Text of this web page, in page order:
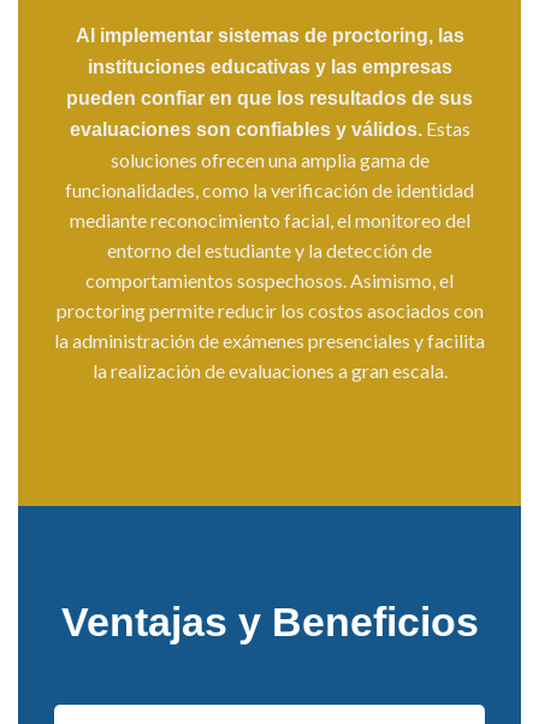
Al implementar sistemas de proctoring, las
instituciones educativas y las empresas
pueden confiar en que los resultados de sus
evaluaciones son confiables y válidos. Estas
soluciones ofrecen una amplia gama de
funcionalidades, como la verificación de identidad
mediante reconocimiento facial, el monitoreo del
entorno del estudiante y la detección de
comportamientos sospechosos. Asimismo, el
proctoring permite reducir los costos asociados con
la administración de exámenes presenciales y facilita
la realización de evaluaciones a gran escala.
Ventajas y Beneficios